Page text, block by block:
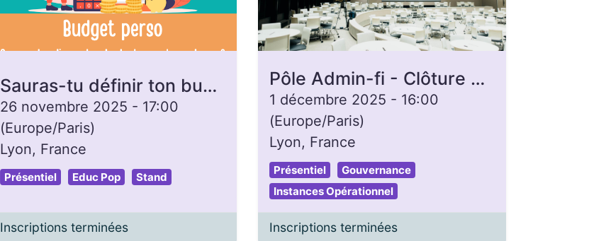
Sauras-tu définir ton budget perso ?
26 novembre 2025 - 17:00
(Europe/Paris)
Lyon, France
Présentiel Educ Pop Stand
Inscriptions terminées
Pôle Admin-fi - Clôture de caisse
1 décembre 2025 - 16:00
(Europe/Paris)
Lyon, France
Présentiel
Gouvernance
Instances Opérationnel
Inscriptions terminées